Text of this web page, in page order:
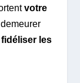
votre
fidéliser les